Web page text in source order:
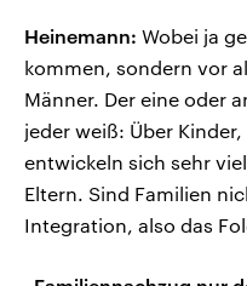
Heinemann: Wobei ja
kommen, sondern vor
Männer. Der eine oder
jeder weiß: Über
entwickeln sich sehr
Eltern. Sind Familien
Integration, also das